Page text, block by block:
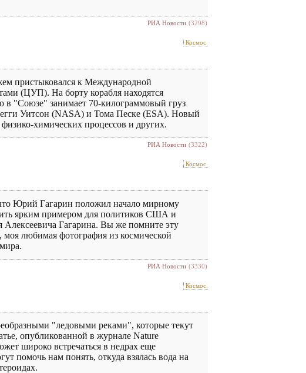
РИА Новости (3298)
Космос
пристыковался к Международной
(ЦУП). На борту корабля находятся
в "Союзе" занимает 70-килограммовый груз
Уитсон (NASA) и Тома Песке (ESA). Новый
химических процессов и других.
РИА Новости (3322)
Космос
Юрий Гагарин положил начало мирному
ярким примером для политиков США и
Гагарина. Вы же помните эту
любимая фотография из космической
РИА Новости (3330)
Космос
"ледовыми реками", которые текут
опубликованной в журнале Nature
широко встречаться в недрах еще
помочь нам понять, откуда взялась вода на